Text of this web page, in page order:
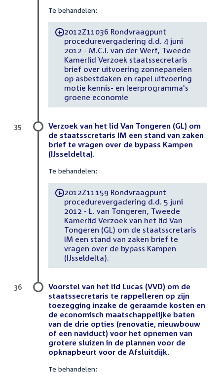
Te behandelen:
-2012Z11036 Rondvraagpunt
procedurevergadering d.d. 4 juni
2012 - M.C.I. van der Werf, Tweede
Kamerlid Verzoek staatssecretaris
brief over uitvoering zonnepanelen
op asbestdaken en rapel uitvoering
motie kennis- en leerprogramma's
groene economie
Verzoek van het lid Van Tongeren (GL) om
de staatsscretaris IM een stand van zaken
brief te vragen over de bypass Kampen
(IJsseldelta).
Te behandelen:
-2012Z11159 Rondvraagpunt
procedurevergadering d.d. 5 juni
2012 - L. van Tongeren, Tweede
Kamerlid Verzoek van het lid Van
Tongeren (GL) om de staatsscretaris
IM een stand van zaken brief te
vragen over de bypass Kampen
(IJsseldelta).
35
Voorstel van het lid Lucas (VVD) om de
staatssecretaris te rappelleren op zijn
toezegging inzake de geraamde kosten en
de economisch maatschappelijke baten
van de drie opties (renovatie, nieuwbouw
of een naviduct) voor het opnemen van
grotere sluizen in de plannen voor de
opknapbeurt voor de Afsluitdijk.
Te behandelen:
36